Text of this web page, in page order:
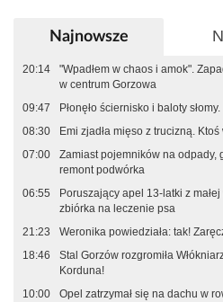
Najnowsze
20:14
"Wpadłem w chaos i amok".
w centrum Gorzowa
09:47
Płonęło ściernisko i baloty
08:30
Emi zjadła mięso z trucizną.
07:00
Zamiast pojemników na odpady,
remont podwórka
06:55
Poruszający apel 13-latki z
zbiórka na leczenie psa
21:23
Weronika powiedziała: tak!
18:46
Stal Gorzów rozgromiła
Korduna!
10:00
Opel zatrzymał się na dachu w